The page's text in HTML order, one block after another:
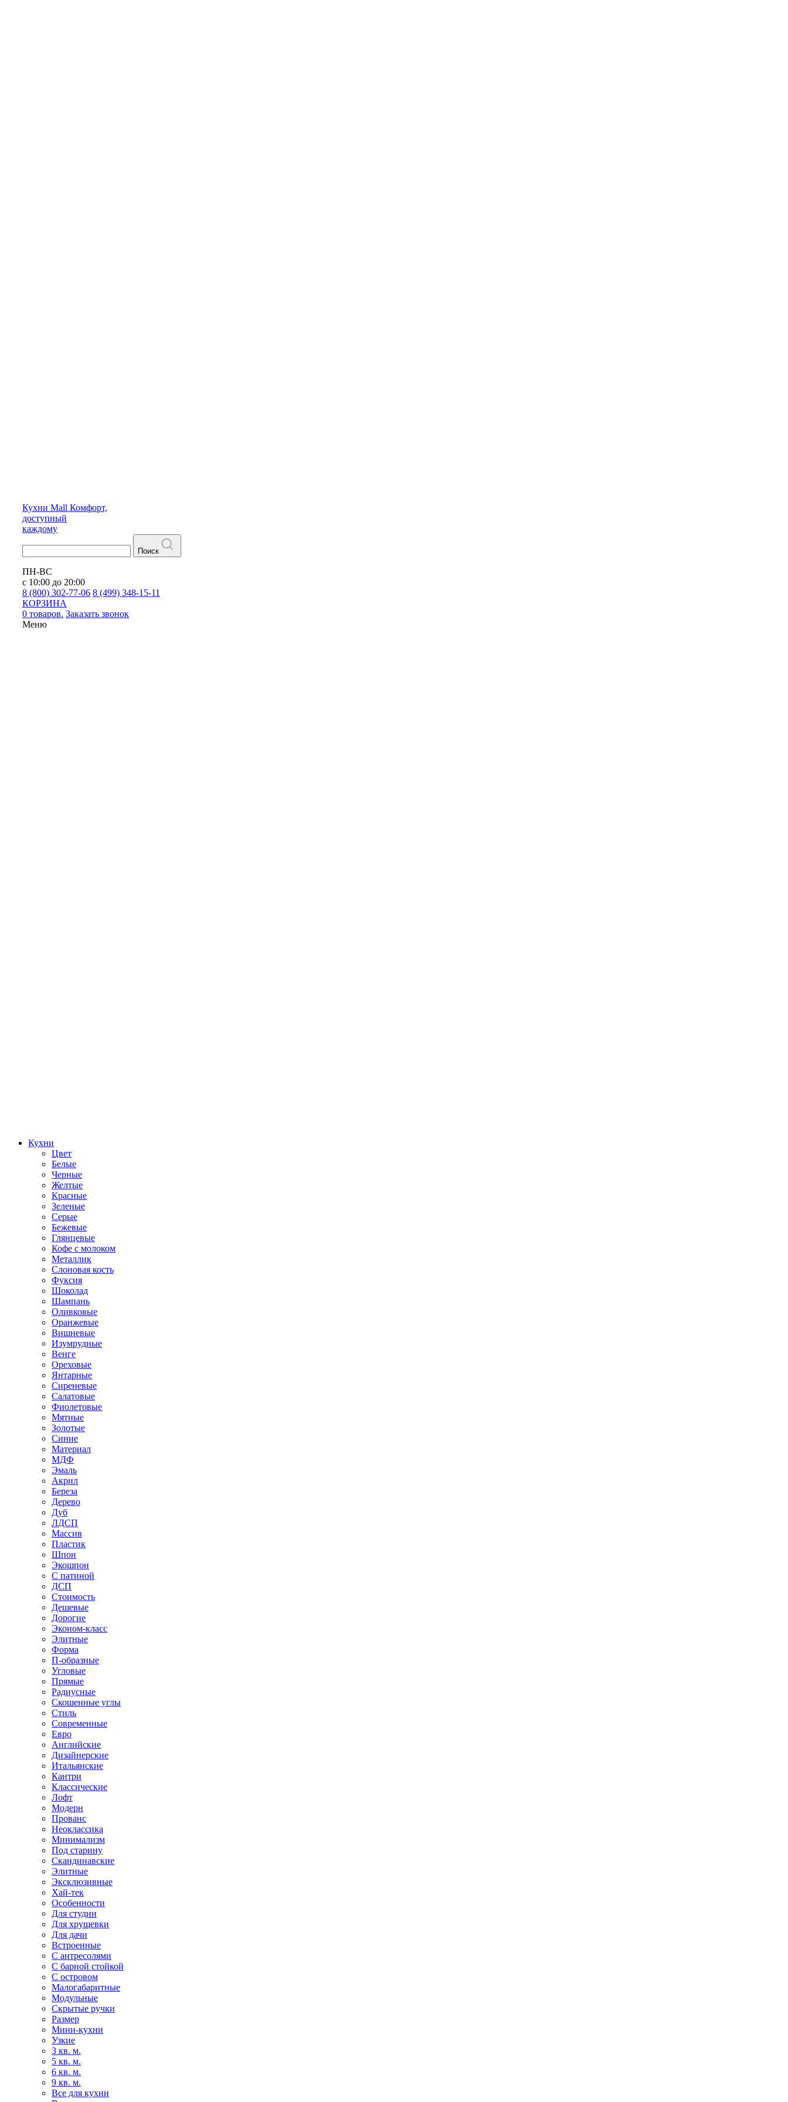
Кухни Mall Комфорт,
доступный
каждому
Поиск
ПН-ВС
с 10:00 до 20:00
8 (800) 302-77-06 8 (499) 348-15-11
КОРЗИНА
0 товаров. Заказать звонок
Меню
Кухни
Цвет
Белые
Черные
Желтые
Красные
Зеленые
Серые
Бежевые
Глянцевые
Кофе с молоком
Металлик
Слоновая кость
Фуксия
Шоколад
Шампань
Оливковые
Оранжевые
Вишневые
Изумрудные
Венге
Ореховые
Янтарные
Сиреневые
Салатовые
Фиолетовые
Мятные
Золотые
Синие
Материал
МДФ
Эмаль
Акрил
Береза
Дерево
Дуб
ЛДСП
Массив
Пластик
Шпон
Экошпон
С патиной
ДСП
Стоимость
Дешевые
Дорогие
Эконом-класс
Элитные
Форма
П-образные
Угловые
Прямые
Радиусные
Скошенные углы
Стиль
Современные
Евро
Английские
Дизайнерские
Итальянские
Кантри
Классические
Лофт
Модерн
Прованс
Неоклассика
Минимализм
Под старину
Скандинавские
Элитные
Эксклюзивные
Хай-тек
Особенности
Для студии
Для хрущевки
Для дачи
Встроенные
С антресолями
С барной стойкой
С островом
Малогабаритные
Модульные
Скрытые ручки
Размер
Мини-кухни
Узкие
3 кв. м.
5 кв. м.
6 кв. м.
9 кв. м.
Все для кухни